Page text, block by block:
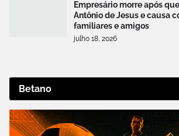
Empresário morre após
Antônio de Jesus e causa
familiares e amigos
julho 18, 2026
Betano